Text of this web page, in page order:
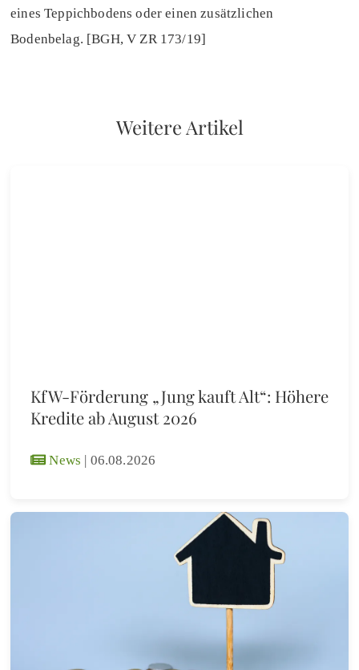
eines Teppichbodens oder einen zusätzlichen
Bodenbelag. [BGH, V ZR 173/19]
Weitere Artikel
KfW-Förderung „Jung kauft Alt“: Höhere
Kredite ab August 2026
News | 06.08.2026